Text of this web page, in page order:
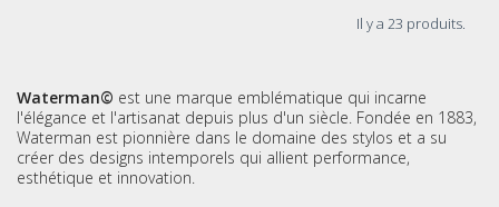
Il y a 23 produits.
Waterman© est une marque emblématique qui incarne
l'élégance et l'artisanat depuis plus d'un siècle. Fondée en 1883,
Waterman est pionnière dans le domaine des stylos et a su
créer des designs intemporels qui allient performance,
esthétique et innovation.